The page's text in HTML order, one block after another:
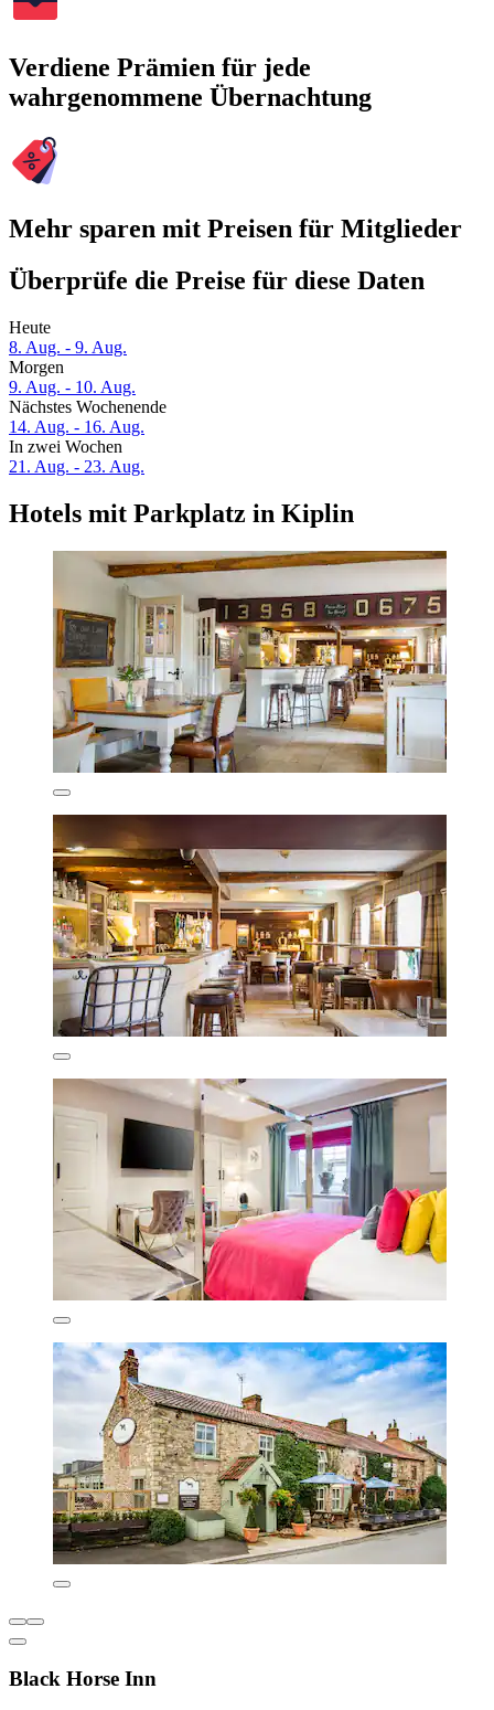
Verdiene Prämien für jede
wahrgenommene Übernachtung
Mehr sparen mit Preisen für Mitglieder
Überprüfe die Preise für diese Daten
Heute
8. Aug. - 9. Aug.
Morgen
9. Aug. - 10. Aug.
Nächstes Wochenende
14. Aug. - 16. Aug.
In zwei Wochen
21. Aug. - 23. Aug.
Hotels mit Parkplatz in Kiplin
Black Horse Inn